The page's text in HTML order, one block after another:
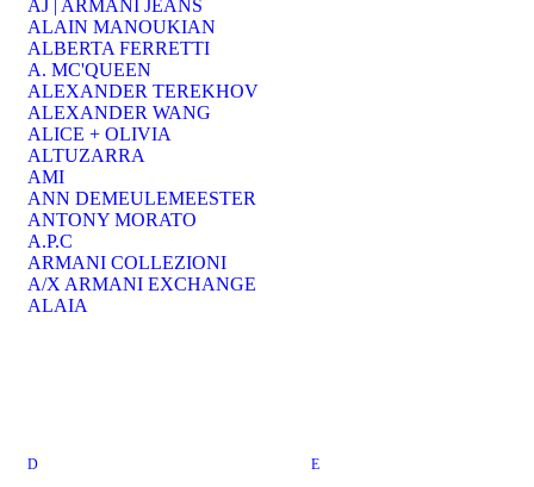
AJ | ARMANI JEANS
ALAIN MANOUKIAN
ALBERTA FERRETTI
A. MC'QUEEN
ALEXANDER TEREKHOV
ALEXANDER WANG
ALICE + OLIVIA
ALTUZARRA
AMI
ANN DEMEULEMEESTER
ANTONY MORATO
A.P.C
ARMANI COLLEZIONI
A/X ARMANI EXCHANGE
ALAIA
D E